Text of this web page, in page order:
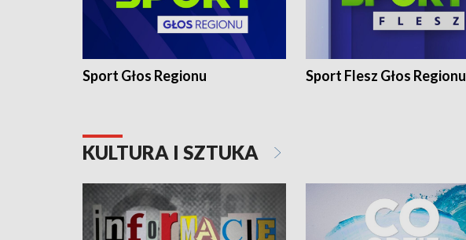
Sport Głos Regionu Sport Flesz Głos Regionu
KULTURA I SZTUKA